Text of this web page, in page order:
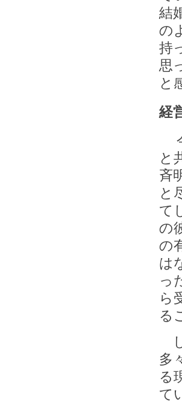
結
の
持
思
と
経
と
斉
と
て
の
の
は
っ
ら
る
多
る
て